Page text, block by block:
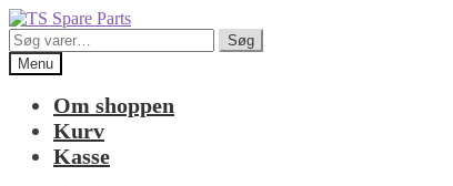
Spring
til
navigation
Spring
til
indhold
Søg
efter:
Søg
Menu
Om shoppen
Kurv
Kasse